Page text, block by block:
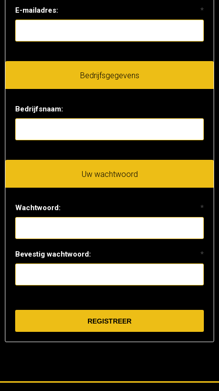
E-mailadres: *
Bedrijfsgegevens
Bedrijfsnaam:
Uw wachtwoord
Wachtwoord: *
Bevestig wachtwoord: *